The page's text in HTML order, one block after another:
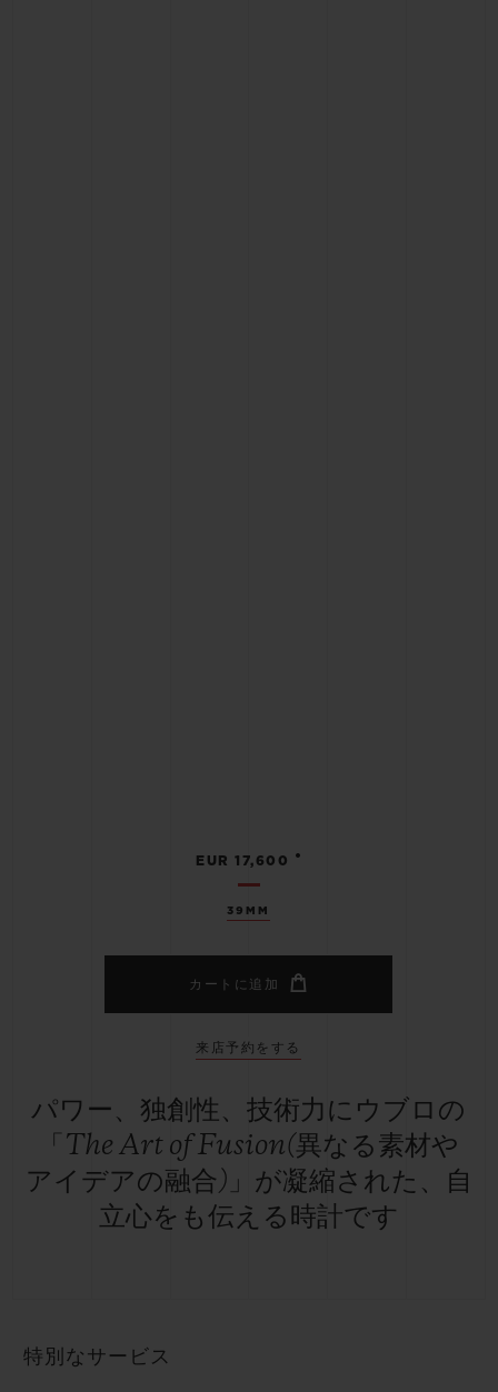
39MM
EUR 17,600 •
カートに追加
来店予約をする
パワー、独創性、技術力にウブロの
「The Art of Fusion(異なる素材や
アイデアの融合)」が凝縮された、自
立心をも伝える時計です
特別なサービス